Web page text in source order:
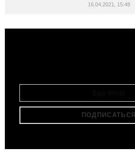
16.04.2021, 15:48